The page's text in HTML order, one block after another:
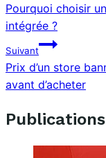
de
l’article
Pourquoi choisir
intégrée ?
Suivant
Prix d’un store
avant d’acheter